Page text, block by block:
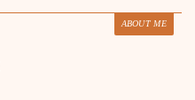
ABOUT ME